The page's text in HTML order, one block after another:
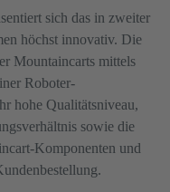
sich das in zweiter
höchst innovativ. Die
Mountaincarts mittels
Roboter-
hohe Qualitätsniveau,
sowie die
Komponenten und